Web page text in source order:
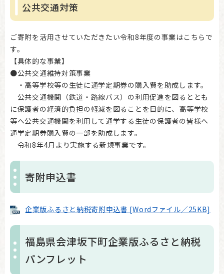
公共交通対策
ご寄附を活用させていただきたい令和8年度の事業はこちらで
す。
【具体的な事業】
●公共交通維持対策事業
・高等学校等の生徒に通学定期券の購入費を助成します。
公共交通機関（鉄道・路線バス）の利用促進を図るととも
に保護者の経済的負担の軽減を図ることを目的に、高等学校
等へ公共交通機関を利用して通学する生徒の保護者の皆様へ
通学定期券購入費の一部を助成します。
令和8年4月より実施する新規事業です。
寄附申込書
企業版ふるさと納税寄附申込書 [Wordファイル／25KB]
福島県会津坂下町企業版ふるさと納税
パンフレット